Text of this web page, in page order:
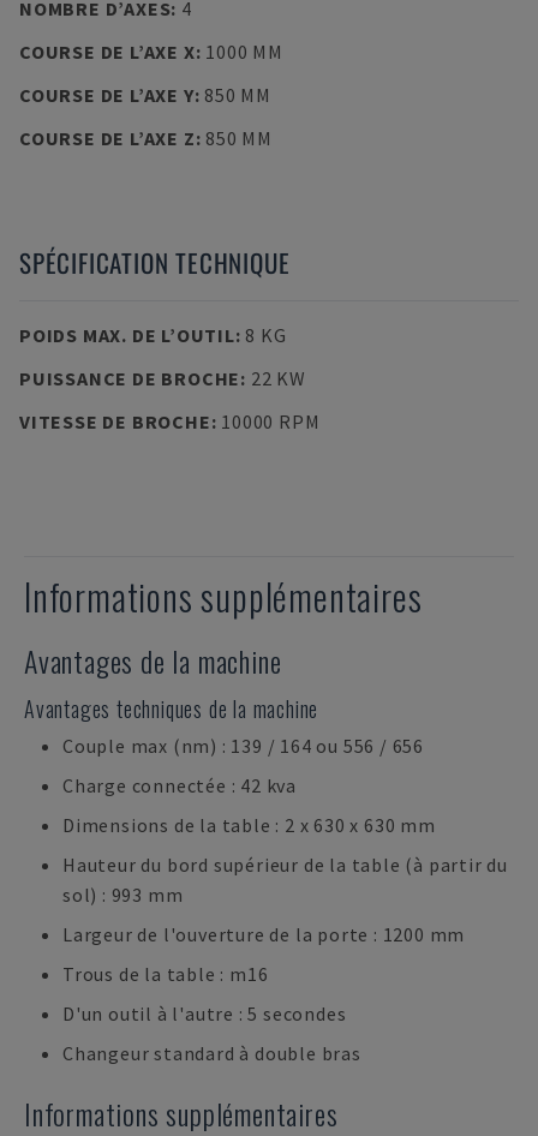
NOMBRE D’AXES: 4
COURSE DE L’AXE X: 1000 MM
COURSE DE L’AXE Y: 850 MM
COURSE DE L’AXE Z: 850 MM
SPÉCIFICATION TECHNIQUE
POIDS MAX. DE L’OUTIL: 8 KG
PUISSANCE DE BROCHE: 22 KW
VITESSE DE BROCHE: 10000 RPM
Informations supplémentaires
Avantages de la machine
Avantages techniques de la machine
Couple max (nm) : 139 / 164 ou 556 / 656
Charge connectée : 42 kva
Dimensions de la table : 2 x 630 x 630 mm
Hauteur du bord supérieur de la table (à partir du
sol) : 993 mm
Largeur de l'ouverture de la porte : 1200 mm
Trous de la table : m16
D'un outil à l'autre : 5 secondes
Changeur standard à double bras
Informations supplémentaires